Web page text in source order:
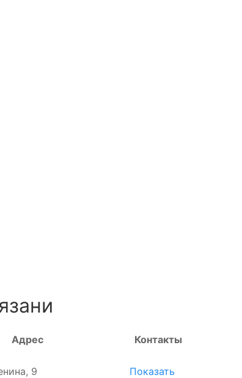
Адрес Контакты
9 Показать